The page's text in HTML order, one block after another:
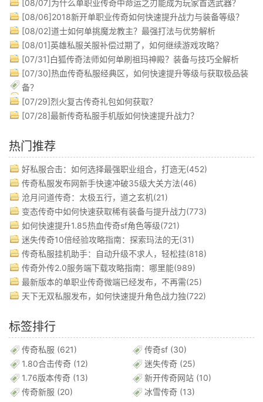
[08/07]为什么单职业传奇中命运之刃能成为玩家首选武器？
[08/06]2018新开单职业传奇如何快速提升战力与装备等级？
[08/02]道士如何单挑魔龙教主？最强打法与优势解析
[08/01]英雄私服关服补偿过期了，如何继续游戏攻略？
[07/31]白狐传奇法师如何单刷祖玛神殿？装备与技巧全解析
[07/30]热血传奇私服经典区，如何快速提升等级与获取极品装
备？
[07/29]烈火复古传奇礼包如何获取？
[07/28]最新传奇私服手机版如何快速提升战力？
热门推荐
好私服合击：如何选择最强职业组合，打造无(452)
传奇私服发布网新手快速冲破35级大关方法(46)
沧月问道传奇：太极五行，道之玄机(21)
变态传奇中如何快速获取稀有装备与提升战力(773)
如何快速提升1.85热血传奇sf角色等级(721)
迷失传奇10倍经验攻略指南：探索玛法的无(31)
传奇私服挂机助手：自动升级不求人，轻松挂(818)
传奇外传2.0服务端下载攻略指南：哪里能(989)
最新版本的单职业传奇微端已经发布，不再需(25)
天下无双私服发布，如何快速提升角色战力独(722)
标签排行
传奇私服 (621) 传奇sf (30)
1.80合击传奇 (12) 迷失传奇 (25)
1.76版本传奇 (13) 新开传奇网站 (10)
传奇新服 (20) 冰雪传奇 (13)